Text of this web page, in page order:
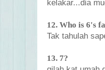
kelakar...dia
12. Who is 6's
Tak tahulah
13. 7?